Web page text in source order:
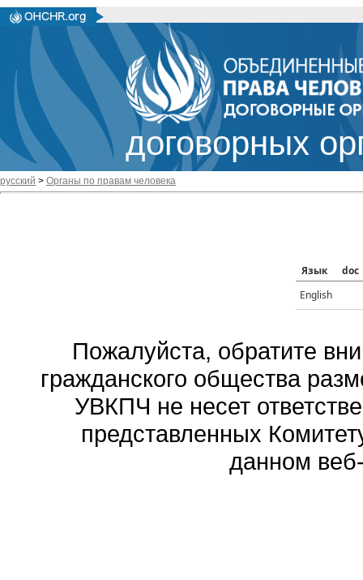
договорных
русский > Органы по правам человека
Язык
doc
English
Пожалуйста, обратите
гражданского общества
УВКПЧ не несет
представленных
данном